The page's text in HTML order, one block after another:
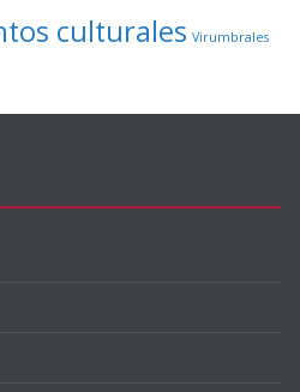
culturales Virumbrales